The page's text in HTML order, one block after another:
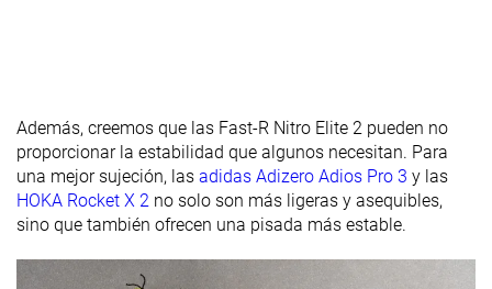
Rocker ✗ ✓ ✓
Talón
laboratorio
Talón marca
39.7 mm
40.0 mm
36.8 mm
41.0 mm
38.5 mm
40.0 mm
Antepié
31.9 mm 30.2 mm
Además, creemos que las Fast-R Nitro Elite 2 pueden no
proporcionar la estabilidad que algunos necesitan. Para
una mejor sujeción, las adidas Adizero Adios Pro 3 y las
HOKA Rocket X 2 no solo son más ligeras y asequibles,
sino que también ofrecen una pisada más estable.